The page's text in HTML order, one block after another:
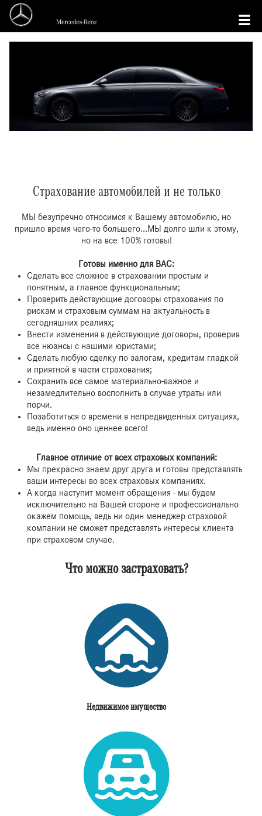
Страхование автомобилей и не только
МЫ безупречно относимся к Вашему автомобилю, но
пришло время чего-то большего...МЫ долго шли к этому,
но на все 100% готовы!
Готовы именно для ВАС:
Сделать все сложное в страховании простым и
понятным, а главное функциональным;
Проверить действующие договоры страхования по
рискам и страховым суммам на актуальность в
сегодняшних реалиях;
Внести изменения в действующие договоры, проверив
все нюансы с нашими юристами;
Сделать любую сделку по залогам, кредитам гладкой
и приятной в части страхования;
Сохранить все самое материально-важное и
незамедлительно восполнить в случае утраты или
порчи.
Позаботиться о времени в непредвиденных ситуациях,
ведь именно оно ценнее всего!
Главное отличие от всех страховых компаний:
Мы прекрасно знаем друг друга и готовы представлять
ваши интересы во всех страховых компаниях.
А когда наступит момент обращения - мы будем
исключительно на Вашей стороне и профессионально
окажем помощь, ведь ни один менеджер страховой
компании не сможет представлять интересы клиента
при страховом случае.
Что можно застраховать?
Недвижимое имущество